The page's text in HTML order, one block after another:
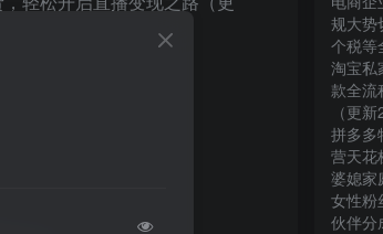
规大势
个税等
淘宝私
款全流
（更
拼多多
营天花
婆媳家
女性粉
伙伴分